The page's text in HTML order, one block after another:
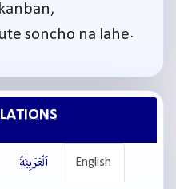
soncho na lahe.
English اَلْعَرَبِيَّةُ